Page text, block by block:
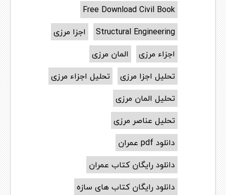
Free Download Civil Book
Structural Engineering
اجزا مرزی
اجزاء مرزی
المان مرزی
تحلیل اجزا مرزی
تحلیل اجزاء مرزی
تحلیل المان مرزی
تحلیل عناصر مرزی
دانلود pdf عمران
دانلود رایگان کتاب عمران
دانلود رایگان کتاب های سازه